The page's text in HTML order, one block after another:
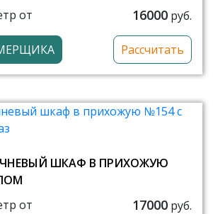
от
16000 руб.
Рассчитать
ШКАФ В ПРИХОЖУЮ
от
17000 руб.